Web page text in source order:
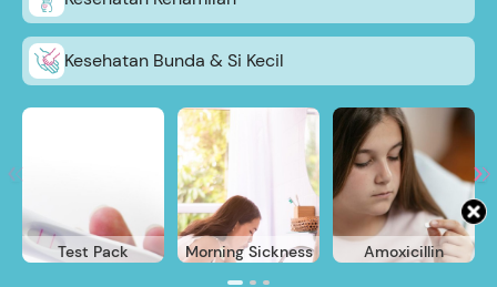
Kesehatan Bunda & Si Kecil
Test Pack Morning Sickness Amoxicillin